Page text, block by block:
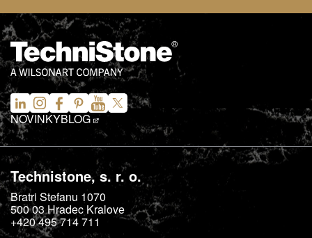
NOVINKYBLOG
Technistone, s. r. o.
Bratri Stefanu 1070
500 03Hradec Kralove
+420 495 714 711